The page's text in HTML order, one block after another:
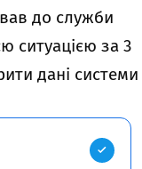
до служби
ситуацією за 3
дані системи